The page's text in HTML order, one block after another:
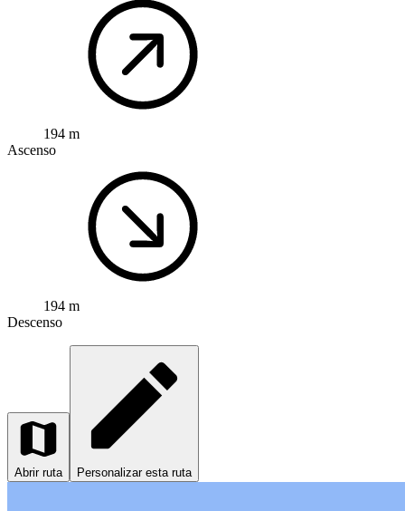
194 m
Ascenso
194 m
Descenso
Abrir ruta Personalizar esta ruta